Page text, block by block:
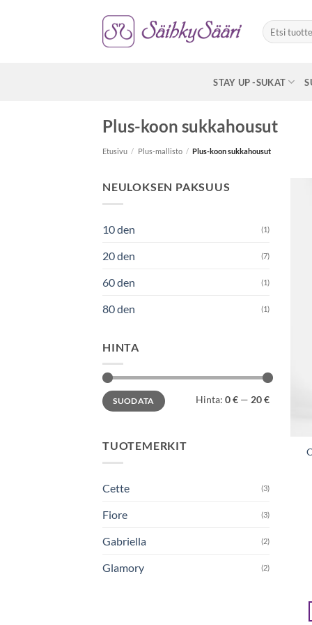
Etsi:
STAY UP -SUKAT
Plus-koon sukkahousut
Etusivu / Plus-mallisto / Plus-koon sukkahousut
NEULOKSEN PAKSUUS
10 den (1)
20 den (7)
60 den (1)
80 den (1)
HINTA
Minimihinta
Maksimihinta
SUODATA Hinta: 0 € — 20 €
TUOTEMERKIT
Cette (3)
Fiore (3)
Gabriella (2)
Glamory (2)